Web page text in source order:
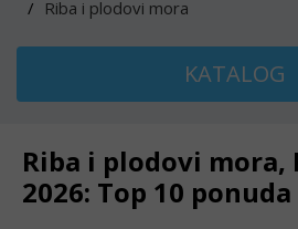
Riba i plodovi mora
KATALOG
Riba i plodovi mora,
2026: Top 10 ponuda